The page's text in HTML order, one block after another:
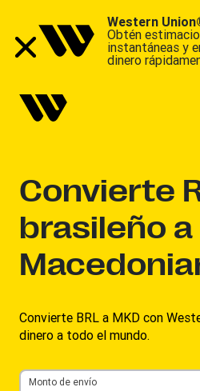
Western
Obtén
instantáneas y
dinero
Convierte
brasileño a
Convierte BRL a MKD con
dinero a todo el mundo.
Monto de envío